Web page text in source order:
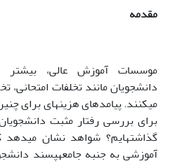
مقدمه
موسسات آموزش عالی، بیشتر
دانشجویان مانند تخلفات امتحانی،
می­کنند. پیامدهای هزینه­ای برای
برای بررسی رفتار مثبت
گذاشته­ایم؟ شواهد نشان می­دهد
آموزشی به جنبه جامعه­پسند